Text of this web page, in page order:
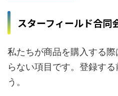
スターフィールド合
私たちが商品を購入する
らない項目です。登録す
う。